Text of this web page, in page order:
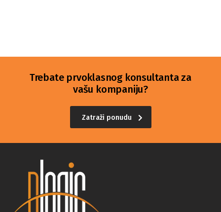
Trebate prvoklasnog konsultanta za
vašu kompaniju?
Zatraži ponudu